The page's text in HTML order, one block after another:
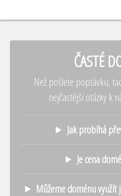
ČASTÉ
Než pošlete poptávku,
nejčastější otázky k
Jak probíhá
Je cena
Můžeme doménu